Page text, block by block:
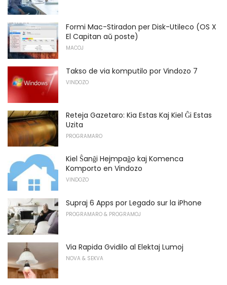
Formi Mac-Stiradon per Disk-Utileco (OS X
El Capitan aŭ poste)
MACOJ
Takso de via komputilo por Vindozo 7
VINDOZO
Reteja Gazetaro: Kia Estas Kaj Kiel Ĝi Estas
Uzita
PROGRAMARO
Kiel Ŝanĝi Hejmpaĝo kaj Komenca
Komporto en Vindozo
VINDOZO
Supraj 6 Apps por Legado sur la iPhone
PROGRAMARO & PROGRAMOJ
Via Rapida Gvidilo al Elektaj Lumoj
NOVA & SEKVA